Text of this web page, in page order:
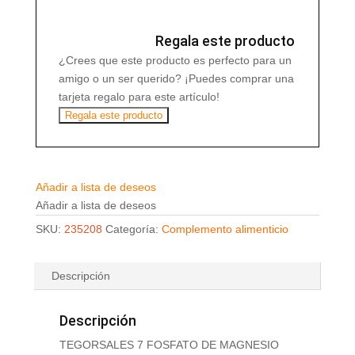
Regala este producto
¿Crees que este producto es perfecto para un
amigo o un ser querido? ¡Puedes comprar una
tarjeta regalo para este artículo!
Regala este producto
Añadir a lista de deseos
Añadir a lista de deseos
SKU: 235208 Categoría: Complemento alimenticio
Descripción
Descripción
TEGORSALES 7 FOSFATO DE MAGNESIO